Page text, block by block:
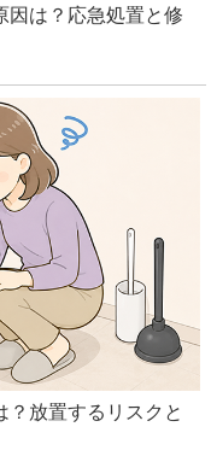
因は？応急処置と修
？放置するリスクと